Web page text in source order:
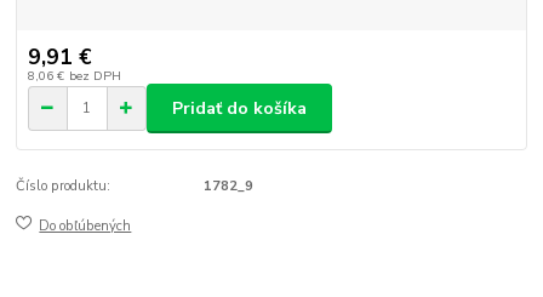
9,91 €
8,06 € bez DPH
Pridať do košíka
Číslo produktu: 1782_9
Do obľúbených